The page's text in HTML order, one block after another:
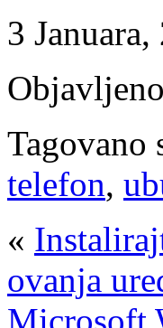
3
Tagovano
telefon,
«
ovanja